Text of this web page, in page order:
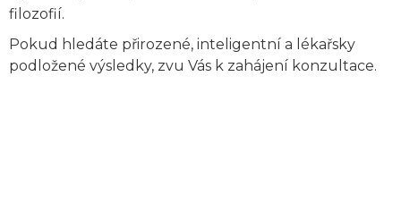
filozofií.
Pokud hledáte přirozené, inteligentní a lékařsky
podložené výsledky, zvu Vás k zahájení konzultace.